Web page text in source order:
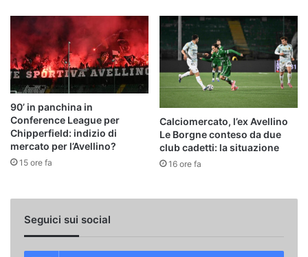
90’ in panchina in
Conference League per
Chipperfield: indizio di
mercato per l’Avellino?
15 ore fa
Calciomercato, l’ex Avellino
Le Borgne conteso da due
club cadetti: la situazione
16 ore fa
Seguici sui social